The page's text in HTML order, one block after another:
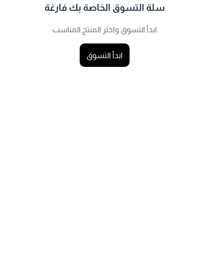
سلة التسوق الخاصة بك فارغة
ابدأ التسوق واختر المنتج المناسب
ابدأ التسوق